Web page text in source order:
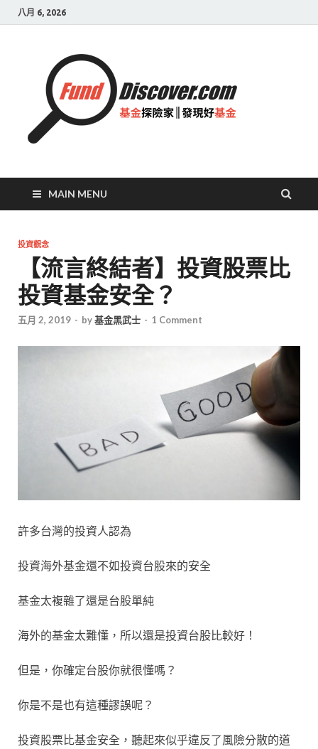
八月 6, 2026
發現
好基
MAIN MENU
投資觀念
【流言終結者】投資股票比
投資基金安全？
五月 2, 2019 - by基金黑武士 - 1 Comment
許多台灣的投資人認為
投資海外基金還不如投資台股來的安全
基金太複雜了還是台股單純
海外的基金太難懂，所以還是投資台股比較好！
但是，你確定台股你就很懂嗎？
你是不是也有這種謬誤呢？
投資股票比基金安全，聽起來似乎違反了風險分散的道